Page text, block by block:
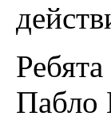
Пабло